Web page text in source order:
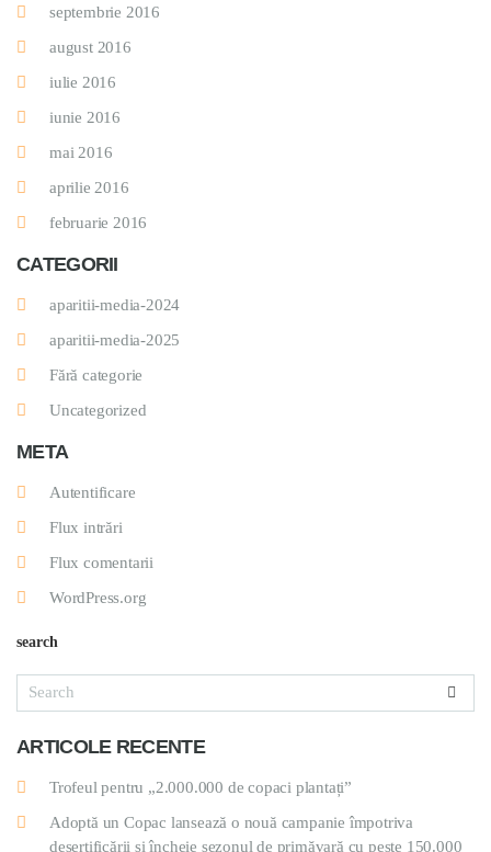
septembrie 2016
august 2016
iulie 2016
iunie 2016
mai 2016
aprilie 2016
februarie 2016
CATEGORII
aparitii-media-2024
aparitii-media-2025
Fără categorie
Uncategorized
META
Autentificare
Flux intrări
Flux comentarii
WordPress.org
search
ARTICOLE RECENTE
Trofeul pentru „2.000.000 de copaci plantați”
Adoptă un Copac lansează o nouă campanie împotriva
deșertificării și încheie sezonul de primăvară cu peste 150.000